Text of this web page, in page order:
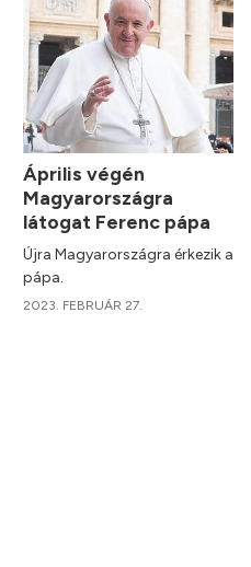
Április végén
Magyarországra
látogat Ferenc pápa
Újra Magyarországra érkezik a
pápa.
2023. FEBRUÁR 27.